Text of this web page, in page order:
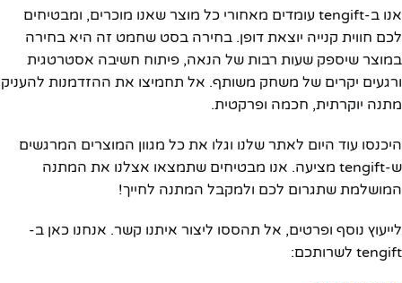
אנו ב-tengift עומדים מאחורי כל מוצר שאנו מוכרים, ומבטיחים
לכם חווית קנייה יוצאת דופן. בחירה בסט שחמט זה היא בחירה
במוצר שיספק שעות רבות של הנאה, פיתוח חשיבה אסטרטגית
ורגעים יקרים של משחק משותף. אל תחמיצו את ההזדמנות להעניק
מתנה יוקרתית, חכמה ופרקטית.
היכנסו עוד היום לאתר שלנו וגלו את כל מגוון המוצרים המרגשים
ש-tengift מציעה. אנו מבטיחים שתמצאו אצלנו את המתנה
המושלמת שתגרום לכם ולמקבל המתנה לחייך!
לייעוץ נוסף ופרטים, אל תהססו ליצור איתנו קשר. אנחנו כאן ב-
tengift לשרותכם: